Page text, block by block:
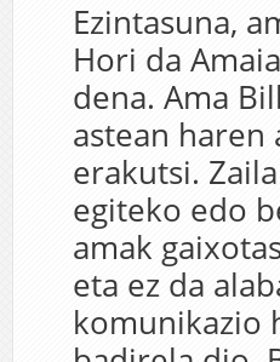
Ezintasuna,
Hori da
dena. Ama
astean haren
erakutsi.
egiteko edo
amak
eta ez da
komunikazio